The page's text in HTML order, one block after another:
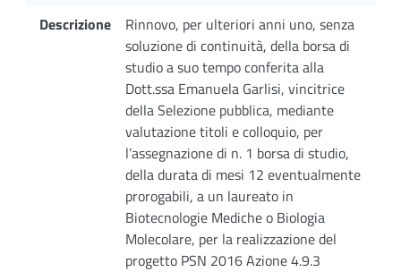
Descrizione
Rinnovo, per ulteriori anni uno, senza
soluzione di continuità, della borsa di
studio a suo tempo conferita alla
Dott.ssa Emanuela Garlisi, vincitrice
della Selezione pubblica, mediante
valutazione titoli e colloquio, per
l’assegnazione di n. 1 borsa di studio,
della durata di mesi 12 eventualmente
prorogabili, a un laureato in
Biotecnologie Mediche o Biologia
Molecolare, per la realizzazione del
progetto PSN 2016 Azione 4.9.3